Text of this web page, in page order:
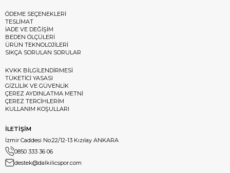
ÖDEME SEÇENEKLERİ
TESLİMAT
İADE VE DEĞİŞİM
BEDEN ÖLÇÜLERİ
ÜRÜN TEKNOLOJİLERİ
SIKÇA SORULAN SORULAR
KVKK BİLGİLENDİRMESİ
TÜKETİCİ YASASI
GİZLİLİK VE GÜVENLİK
ÇEREZ AYDINLATMA METNİ
ÇEREZ TERCİHLERİM
KULLANIM KOŞULLARI
İLETİŞİM
İzmir Caddesi No:22/12-13 Kızılay ANKARA
0850 333 36 06
destek@dalkilicspor.com